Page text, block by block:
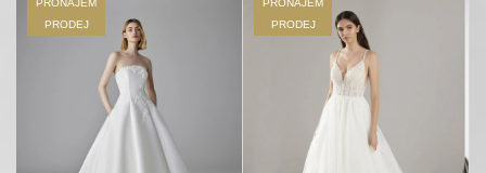
PRONÁJEM
PRODEJ
PRONÁJEM
PRODEJ